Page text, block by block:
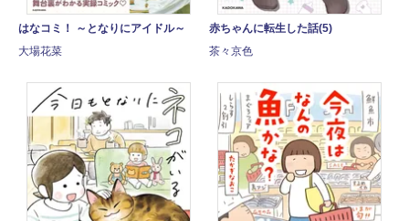
はなコミ！ ～となりにアイドル～
大場花菜
赤ちゃんに転生した話(5)
茶々京色